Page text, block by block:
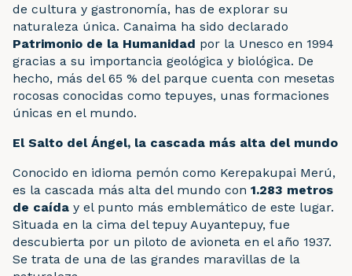
de cultura y gastronomía, has de explorar su
naturaleza única. Canaima ha sido declarado
Patrimonio de la Humanidad por la Unesco en 1994
gracias a su importancia geológica y biológica. De
hecho, más del 65 % del parque cuenta con mesetas
rocosas conocidas como tepuyes, unas formaciones
únicas en el mundo.
El Salto del Ángel, la cascada más alta del mundo
Conocido en idioma pemón como Kerepakupai Merú,
es la cascada más alta del mundo con 1.283 metros
de caída y el punto más emblemático de este lugar.
Situada en la cima del tepuy Auyantepuy, fue
descubierta por un piloto de avioneta en el año 1937.
Se trata de una de las grandes maravillas de la